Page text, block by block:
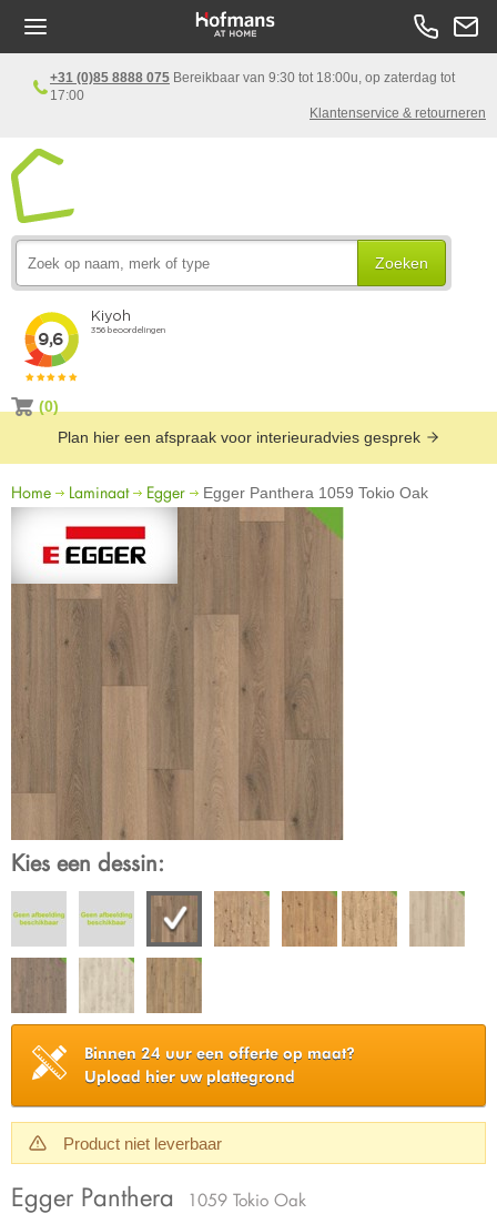
+31 (0)85 8888 075 Bereikbaar van 9:30 tot 18:00u, op zaterdag tot
17:00
Klantenservice & retourneren
Zoeken
(0)
Plan hier een afspraak voor interieuradvies gesprek
Home Laminaat Egger Egger Panthera 1059 Tokio Oak
Kies een dessin:
Binnen 24 uur een offerte op maat?
Upload hier uw plattegrond
Product niet leverbaar
Egger Panthera 1059 Tokio Oak